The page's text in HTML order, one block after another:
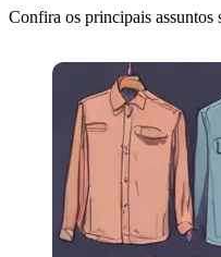
Confira os principais assuntos